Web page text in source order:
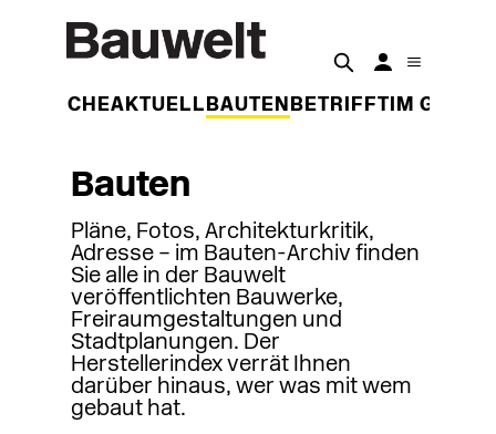
WOCHEAKTUELL BAUTEN BETRIFFT IM
Bauten
Pläne, Fotos, Architekturkritik,
Adresse – im Bauten-Archiv finden
Sie alle in der Bauwelt
veröffentlichten Bauwerke,
Freiraumgestaltungen und
Stadtplanungen. Der
Herstellerindex verrät Ihnen
darüber hinaus, wer was mit wem
gebaut hat.